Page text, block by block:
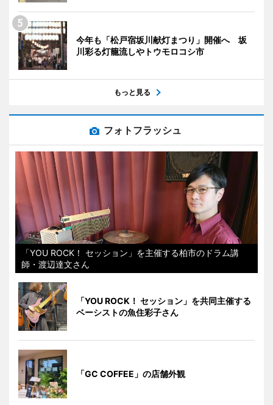
今年も「松戸宿坂川献灯まつり」開催へ 坂
川彩る灯籠流しやトウモロコシ市
もっと見る
フォトフラッシュ
「YOU ROCK！ セッション」を主催する柏市のドラム講
師・渡辺達文さん
「YOU ROCK！ セッション」を共同主催する
ベーシストの魚住彩子さん
「GC COFFEE」の店舗外観